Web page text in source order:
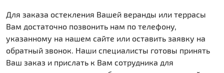
Для заказа остекления Вашей веранды или террасы
Вам достаточно позвонить нам по телефону,
указанному на нашем сайте или оставить заявку на
обратный звонок. Наши специалисты готовы принять
Ваш заказ и прислать к Вам сотрудника для